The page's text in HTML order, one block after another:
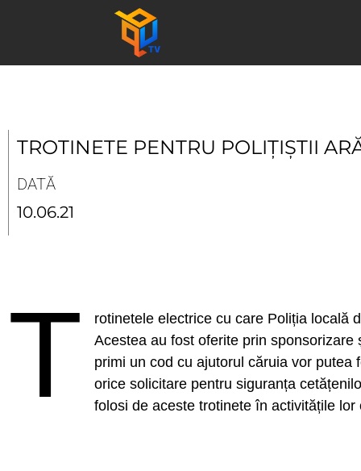
TROTINETE PENTRU POLIȚIȘTII
DATĂ
10.06.21
T
rotinetele electrice cu care Poliția locală
Acestea au fost oferite prin
primi un cod cu ajutorul căruia vor
orice solicitare pentru siguranța
folosi de aceste trotinete în activitățile